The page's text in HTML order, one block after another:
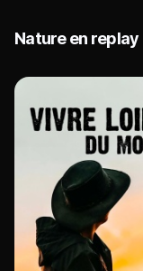
Nature en replay